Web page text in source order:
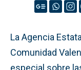
La Agencia
Comunidad
especial sobre